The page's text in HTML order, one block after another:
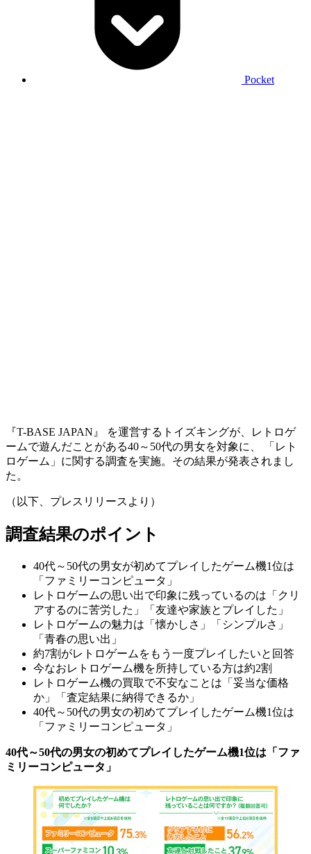
Pocket
『T-BASE JAPAN』 を運営するトイズキングが、レトロゲ
ームで遊んだことがある40～50代の男女を対象に、 「レト
ロゲーム」に関する調査を実施。その結果が発表されまし
た。
（以下、プレスリリースより）
調査結果のポイント
40代～50代の男女が初めてプレイしたゲーム機1位は
「ファミリーコンピュータ」
レトロゲームの思い出で印象に残っているのは「クリ
アするのに苦労した」「友達や家族とプレイした」
レトロゲームの魅力は「懐かしさ」「シンプルさ」
「青春の思い出」
約7割がレトロゲームをもう一度プレイしたいと回答
今なおレトロゲーム機を所持している方は約2割
レトロゲーム機の買取で不安なことは「妥当な価格
か」「査定結果に納得できるか」
40代～50代の男女の初めてプレイしたゲーム機1位は
「ファミリーコンピュータ」
40代～50代の男女の初めてプレイしたゲーム機1位は「ファ
ミリーコンピュータ」